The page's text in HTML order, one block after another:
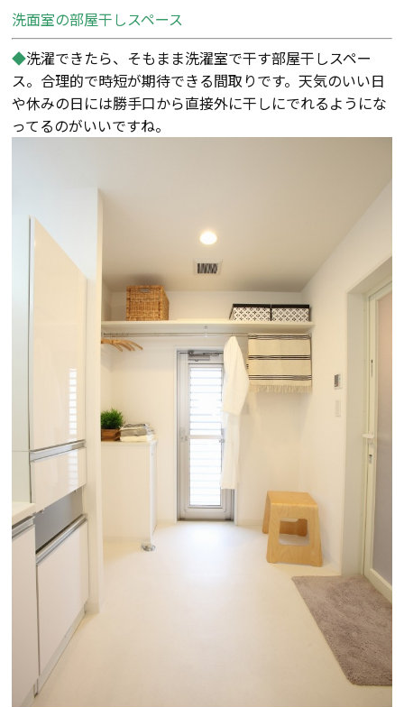
イベント・見学会
モデルハウス紹介
お客様の声
経営理念・
会社案内
スタッフ紹介
KATSUMIの
家づくりサポート
土地の上手な探し方
家づくりの資金計画
設計・施工品質管理
検査・アフターメンテナンス
家づくりのスケジュール
よくあるご質問
洗面室の部屋干しスペース
◆洗濯できたら、そもまま洗濯室で干す部屋干しスペー
ス。合理的で時短が期待できる間取りです。天気のいい日
や休みの日には勝手口から直接外に干しにでれるようにな
ってるのがいいですね。